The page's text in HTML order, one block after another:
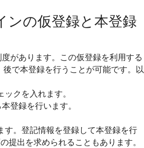
ンの仮登録と本登録
があります。この仮登録を利用する
で本登録を行うことが可能です。以
クを入れます。
登録を行います。
す。登記情報を登録して本登録を行
提出を求められることもあります。